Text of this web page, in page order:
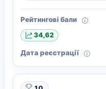
Рейтингові бали
34,62
Дата реєстрації